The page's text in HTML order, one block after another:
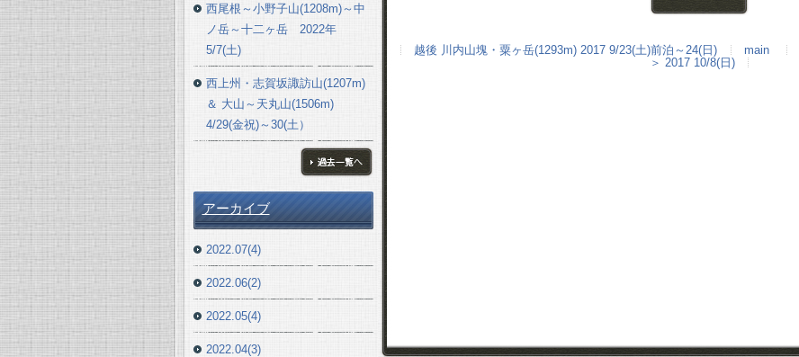
越後 川内山塊・粟ヶ岳(1293m) 2017 9/23(土)前泊～24(日) main
＞ 2017 10/8(日)
西尾根～小野子山(1208m)～中
ノ岳～十二ヶ岳 2022年
5/7(土)
西上州・志賀坂諏訪山(1207m)
＆ 大山～天丸山(1506m)
4/29(金祝)～30(土）
アーカイブ
2022.07(4)
2022.06(2)
2022.05(4)
2022.04(3)